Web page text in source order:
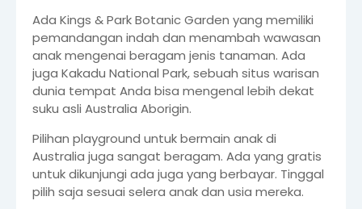
Ada Kings & Park Botanic Garden yang memiliki
pemandangan indah dan menambah wawasan
anak mengenai beragam jenis tanaman. Ada
juga Kakadu National Park, sebuah situs warisan
dunia tempat Anda bisa mengenal lebih dekat
suku asli Australia Aborigin.
Pilihan playground untuk bermain anak di
Australia juga sangat beragam. Ada yang gratis
untuk dikunjungi ada juga yang berbayar. Tinggal
pilih saja sesuai selera anak dan usia mereka.